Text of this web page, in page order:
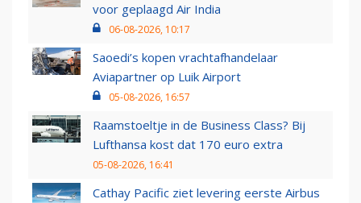
voor geplaagd Air India
06-08-2026, 10:17
Saoedi’s kopen vrachtafhandelaar
Aviapartner op Luik Airport
05-08-2026, 16:57
Raamstoeltje in de Business Class? Bij
Lufthansa kost dat 170 euro extra
05-08-2026, 16:41
Cathay Pacific ziet levering eerste Airbus